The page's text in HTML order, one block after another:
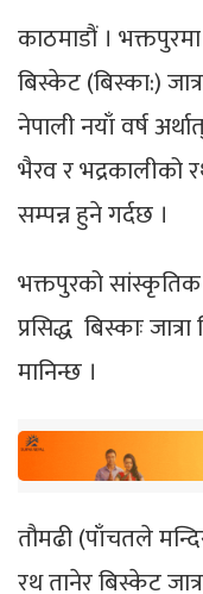
काठमाडौं ।
बिस्केट (बिस्का:)
नेपाली नयाँ वर्ष
भैरव र
सम्पन्न हुने गर्दछ ।
भक्तपुरको
प्रसिद्ध बिस्काः
मानिन्छ ।
तौमढी (पाँचतले
रथ तानेर बिस्केट